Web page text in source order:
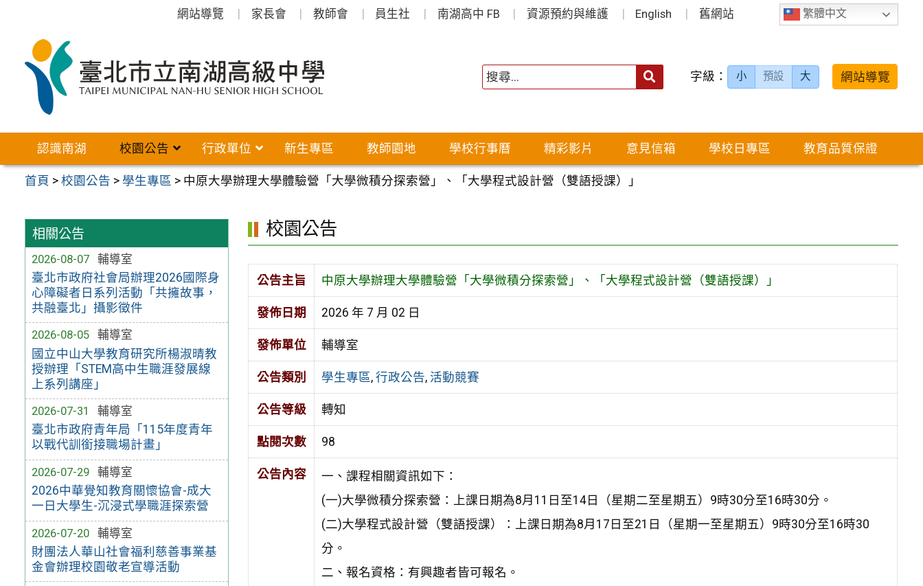
繁體中文
網站導覽 家長會 教師會 員生社 南湖高中 FB 資源預約與維護 English 舊網站
字級： 小 預設 大 網站導覽
認識南湖 校園公告 行政單位 新生專區 教師園地 學校行事曆 精彩影片 意見信箱 學校日專區 教育品質保證
首頁 >校園公告 > 學生專區 > 中原大學辦理大學體驗營「大學微積分探索營」、「大學程式設計營（雙語授課）」
相關公告
2026-08-07
輔導室
臺北市政府社會局辦理2026國際身
心障礙者日系列活動「共擁故事，
共融臺北」攝影徵件
2026-08-05
輔導室
國立中山大學教育研究所楊淑晴教
授辦理「STEM高中生職涯發展線
上系列講座」
2026-07-31
輔導室
臺北市政府青年局「115年度青年
以戰代訓銜接職場計畫」
2026-07-29
輔導室
2026中華覺知教育關懷協會-成大
一日大學生-沉浸式學職涯探索營
2026-07-20
輔導室
財團法人華山社會福利慈善事業基
金會辦理校園敬老宣導活動
校園公告
公告主旨 中原大學辦理大學體驗營「大學微積分探索營」、「大學程式設計營（雙語授課）」
發佈日期 2026 年 7 月 02 日
發佈單位 輔導室
公告類別 學生專區, 行政公告, 活動競賽
公告等級 轉知
點閱次數 98
公告內容
一、課程相關資訊如下：
(一)大學微積分探索營：上課日期為8月11日至14日（星期二至星期五）9時30分至16時30分。
(二)大學程式設計營（雙語授課）：上課日期為8月17日至21日（星期一至星期五）9時30分至16時30
分。
二、報名資格：有興趣者皆可報名。